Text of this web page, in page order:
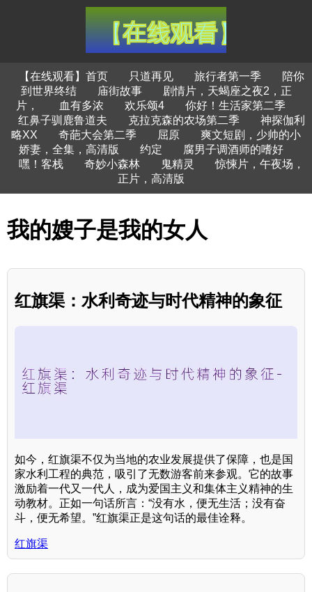
【在线观看】首页 只道再见 旅行者第一季
陪你
到世界终结
庙街故事
剧情片，天蝎座之夜2，正
片，
血有多浓 欢乐颂4
你好！生活家第二季
红鼻子驯鹿鲁道夫
克拉克森的农场第二季
神探伽利
略XX
奇葩大会第二季 屈原
爽文短剧，少帅的小
娇妻，全集，高清版
约定
腐男子调酒师的嗜好
嘿！客栈
奇妙小森林 鬼精灵
惊悚片，午夜场，
正片，高清版
我的嫂子是我的女人
红旗渠：水利奇迹与时代精神的象征
如今，红旗渠不仅为当地的农业发展提供了保障，也是国
家水利工程的典范，吸引了无数游客前来参观。它的故事
激励着一代又一代人，成为爱国主义和集体主义精神的生
动教材。正如一句话所言：“没有水，便无生活；没有奋
斗，便无希望。”红旗渠正是这句话的最佳诠释。
红旗渠